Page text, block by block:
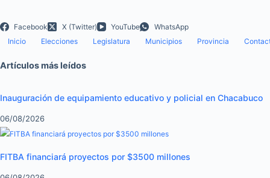
Facebook X (Twitter) YouTube
WhatsApp
Inicio
Elecciones Legislatura Municipios Provincia
Artículos más leídos
Inauguración de equipamiento educativo y policial en Chacabuco
06/08/2026
FITBA financiará proyectos por $3500 millones